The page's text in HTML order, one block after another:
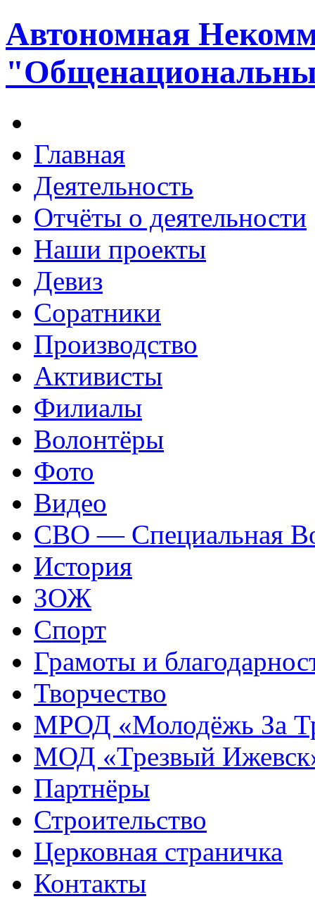
Автономная
Главная
Деятельность
Отчёты о деятельности
Наши проекты
Девиз
Соратники
Производство
Активисты
Филиалы
Волонтёры
Фото
Видео
СВО — Специальная
История
ЗОЖ
Спорт
Грамоты и
Творчество
МРОД «Молодёжь За
МОД «Трезвый
Партнёры
Строительство
Церковная страничка
Контакты